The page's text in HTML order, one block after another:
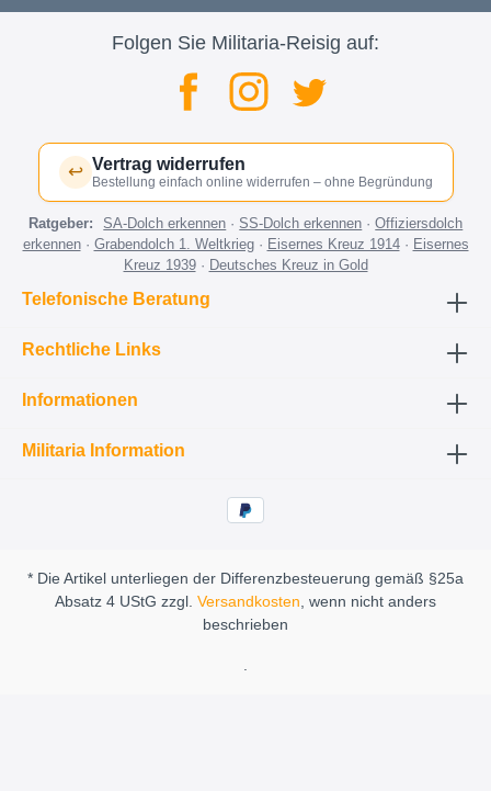
Folgen Sie Militaria-Reisig auf:
↩ Vertrag widerrufen
Bestellung einfach online widerrufen – ohne Begründung
Ratgeber: SA-Dolch erkennen ·SS-Dolch erkennen ·Offiziersdolch
erkennen· Grabendolch 1. Weltkrieg· Eisernes Kreuz 1914· Eisernes
Kreuz 1939· Deutsches Kreuz in Gold
Telefonische Beratung
Rechtliche Links
Informationen
Militaria Information
* Die Artikel unterliegen der Differenzbesteuerung gemäß §25a
Absatz 4 UStG zzgl. Versandkosten, wenn nicht anders
beschrieben
.